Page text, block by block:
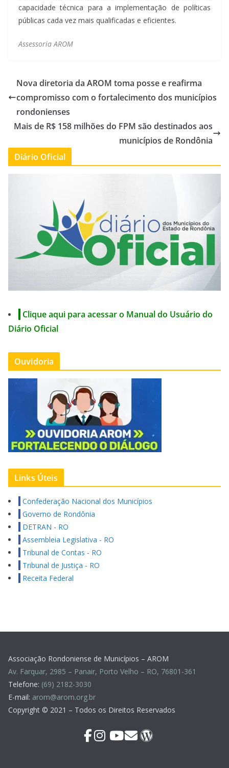
capacidade técnica para a implementação de políticas
públicas cada vez mais qualificadas e eficientes.
Assessoria AROM
Nova diretoria da AROM toma posse e reafirma
compromisso com o fortalecimento dos municípios
rondonienses
Mais de R$ 158 milhões do FPM são destinados aos
municípios de Rondônia
Diário Oficial
Clique aqui para acessar o Manual do Usuário do
Diário Oficial
Ouvidoria
Links Úteis
Confederação Nacional dos Municípios
Governo de Rondônia
DETRAN - RO
Assembleia Legislativa - RO
Tribunal de Contas - RO
Tribunal de Justiça - RO
Receita Federal
Associação Rondoniense de Municípios – AROM
Av. Farquar, 2985 – Panair, Porto Velho – RO, 76801-361
Telefone: (69) 2182-3030
E-mail: arom@arom.org.br
Copyright © 2021 – Todos os Direitos Reservados